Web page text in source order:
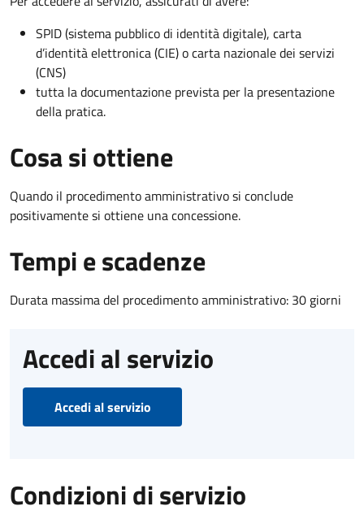
SPID (sistema pubblico di identità digitale), carta
d’identità elettronica (CIE) o carta nazionale dei servizi
(CNS)
tutta la documentazione prevista per la presentazione
della pratica.
Cosa si ottiene
Quando il procedimento amministrativo si conclude
positivamente si ottiene una concessione.
Tempi e scadenze
Durata massima del procedimento amministrativo: 30 giorni
Accedi al servizio
Accedi al servizio
Condizioni di servizio